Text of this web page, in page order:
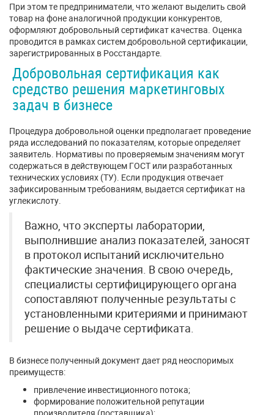
При этом те предприниматели, что желают выделить свой
товар на фоне аналогичной продукции конкурентов,
оформляют добровольный сертификат качества. Оценка
проводится в рамках систем добровольной сертификации,
зарегистрированных в Росстандарте.
Добровольная сертификация как
средство решения маркетинговых
задач в бизнесе
Процедура добровольной оценки предполагает проведение
ряда исследований по показателям, которые определяет
заявитель. Нормативы по проверяемым значениям могут
содержаться в действующем ГОСТ или разработанных
технических условиях (ТУ). Если продукция отвечает
зафиксированным требованиям, выдается сертификат на
углекислоту.
Важно, что эксперты лаборатории,
выполнившие анализ показателей, заносят
в протокол испытаний исключительно
фактические значения. В свою очередь,
специалисты сертифицирующего органа
сопоставляют полученные результаты с
установленными критериями и принимают
решение о выдаче сертификата.
В бизнесе полученный документ дает ряд неоспоримых
преимуществ:
привлечение инвестиционного потока;
формирование положительной репутации